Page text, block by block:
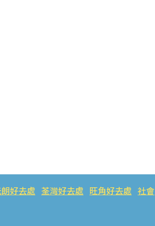
好去處 荃灣好去處 旺角好去處 社會